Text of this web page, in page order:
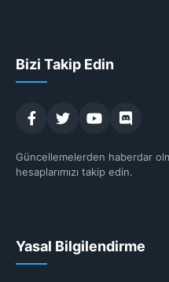
Bizi Takip Edin
Güncellemelerden haberdar
hesaplarımızı takip edin.
Yasal Bilgilendirme